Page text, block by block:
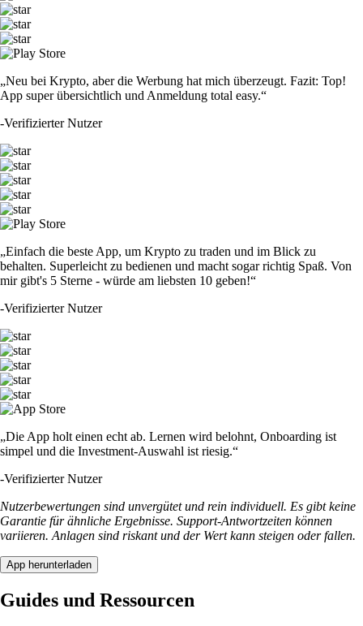
„Neu bei Krypto, aber die Werbung hat mich überzeugt. Fazit: Top!
App super übersichtlich und Anmeldung total easy.“
-Verifizierter Nutzer
„Einfach die beste App, um Krypto zu traden und im Blick zu
behalten. Superleicht zu bedienen und macht sogar richtig Spaß. Von
mir gibt's 5 Sterne - würde am liebsten 10 geben!“
-Verifizierter Nutzer
„Die App holt einen echt ab. Lernen wird belohnt, Onboarding ist
simpel und die Investment-Auswahl ist riesig.“
-Verifizierter Nutzer
Nutzerbewertungen sind unvergütet und rein individuell. Es gibt keine
Garantie für ähnliche Ergebnisse. Support-Antwortzeiten können
variieren. Anlagen sind riskant und der Wert kann steigen oder fallen.
App herunterladen
Guides und Ressourcen